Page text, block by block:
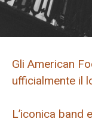
Gli American
ufficialmente il
L’iconica band